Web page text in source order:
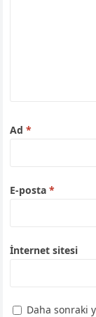
Ad*
E-posta*
İnternet sitesi
Daha sonraki